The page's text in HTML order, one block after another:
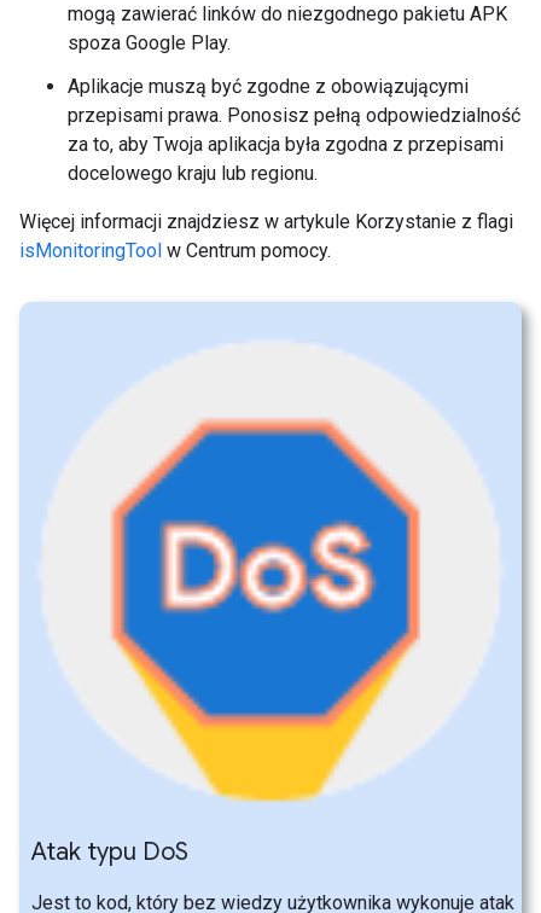
mogą zawierać linków do niezgodnego pakietu APK
spoza Google Play.
Aplikacje muszą być zgodne z obowiązującymi
przepisami prawa. Ponosisz pełną odpowiedzialność
za to, aby Twoja aplikacja była zgodna z przepisami
docelowego kraju lub regionu.
Więcej informacji znajdziesz w artykule Korzystanie z flagi
isMonitoringTool w Centrum pomocy.
Atak typu DoS
Jest to kod, który bez wiedzy użytkownika wykonuje atak